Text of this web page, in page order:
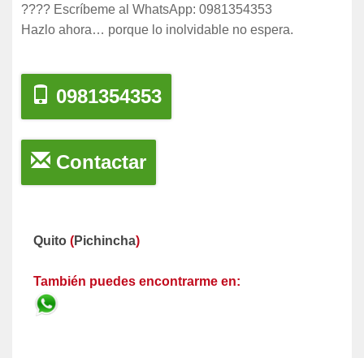
???? Escríbeme al WhatsApp: 0981354353
Hazlo ahora… porque lo inolvidable no espera.
0981354353
Contactar
Quito (Pichincha)
También puedes encontrarme en: